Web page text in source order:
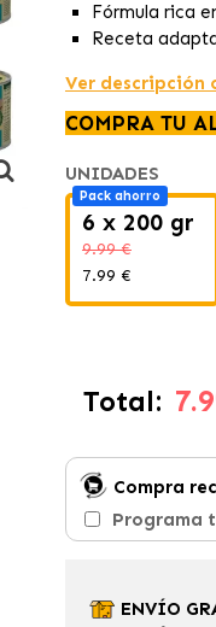
Fórmula rica
Receta
Ver descripción
COMPRA TU
UNIDADES
Pack ahorro
6 x 200 gr
9.99 €
7.99 €
Total:
Compra
Programa
ENVÍO